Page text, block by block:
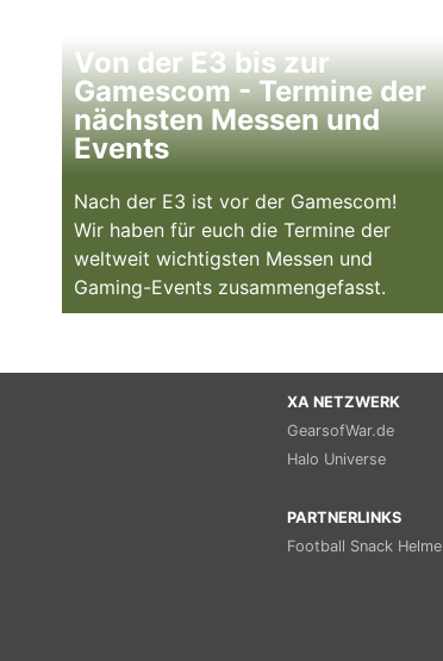
Von der E3 bis zur
Gamescom - Termine der
nächsten Messen und
Events
Nach der E3 ist vor der Gamescom!
Wir haben für euch die Termine der
weltweit wichtigsten Messen und
Gaming-Events zusammengefasst.
XA NETZWERK
GearsofWar.de
Halo Universe
PARTNERLINKS
Football Snack Helme